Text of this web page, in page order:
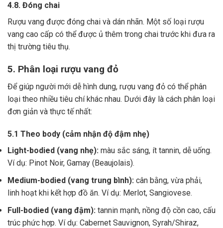
4.8. Đóng chai
Rượu vang được đóng chai và dán nhãn. Một số loại rượu
vang cao cấp có thể được ủ thêm trong chai trước khi đưa ra
thị trường tiêu thụ.
5. Phân loại rượu vang đỏ
Để giúp người mới dễ hình dung, rượu vang đỏ có thể phân
loại theo nhiều tiêu chí khác nhau. Dưới đây là cách phân loại
đơn giản và thực tế nhất:
5.1 Theo body (cảm nhận độ đậm nhẹ)
Light-bodied (vang nhẹ): màu sắc sáng, ít tannin, dễ uống.
Ví dụ: Pinot Noir, Gamay (Beaujolais).
Medium-bodied (vang trung bình): cân bằng, vừa phải,
linh hoạt khi kết hợp đồ ăn. Ví dụ: Merlot, Sangiovese.
Full-bodied (vang đậm): tannin mạnh, nồng độ cồn cao, cấu
trúc phức hợp. Ví dụ: Cabernet Sauvignon, Syrah/Shiraz,